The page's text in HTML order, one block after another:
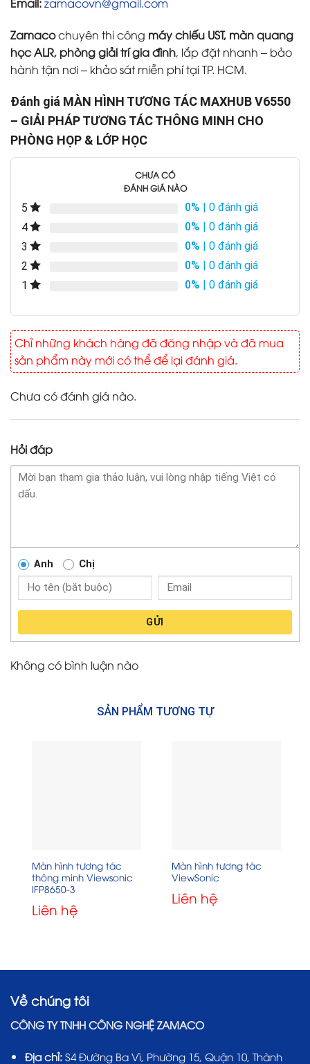
Zamacochuyên thi công máy chiếu UST, màn quang
học ALR, phòng giải trí gia đình, lắp đặt nhanh – bảo
hành tận nơi – khảo sát miễn phí tại TP. HCM.
Đánh giá MÀN HÌNH TƯƠNG TÁC MAXHUB V6550
– GIẢI PHÁP TƯƠNG TÁC THÔNG MINH CHO
PHÒNG HỌP & LỚP HỌC
CHƯA CÓ
ĐÁNH GIÁ NÀO
5 0% | 0 đánh giá
4
0% | 0 đánh giá
3
0% | 0 đánh giá
2
0% | 0 đánh giá
1
0% | 0 đánh giá
Chỉ những khách hàng đã đăng nhập và đã mua
sản phẩm này mới có thể để lại đánh giá.
Chưa có đánh giá nào.
Hỏi đáp
Anh Chị
GỬI
Không có bình luận nào
SẢN PHẨM TƯƠNG TỰ
Màn hình tương tác
thông minh Viewsonic
IFP8650-3
Liên hệ
Màn hình tương tác
ViewSonic
Liên hệ
Về chúng tôi
CÔNG TY TNHH CÔNG NGHỆ ZAMACO
Địa chỉ: S4 Đường Ba Vì, Phường 15, Quận 10, Thành